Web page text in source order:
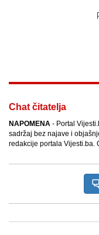
Chat čitatelja
NAPOMENA - Portal
sadržaj bez najave i
redakcije portala Vijesti.ba.